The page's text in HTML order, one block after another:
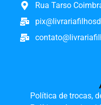
Rua Tarso
Política de trocas,